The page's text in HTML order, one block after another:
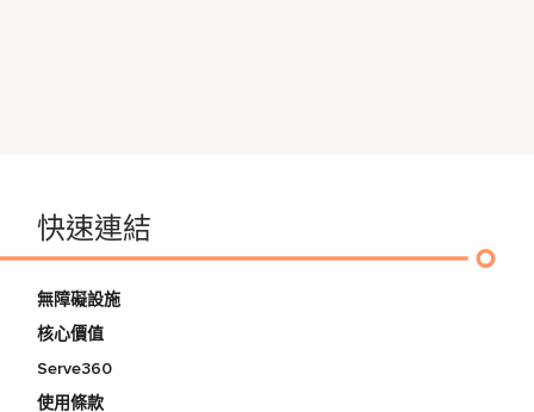
快速連結
無障礙設施
核心價值
Serve360
使用條款